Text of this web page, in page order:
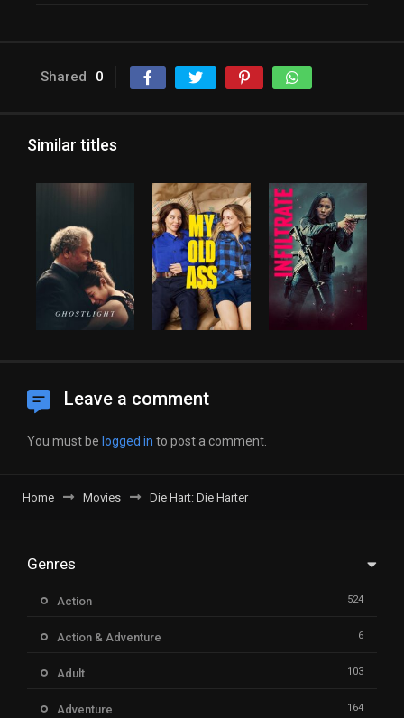
Shared 0
Similar titles
Leave a comment
You must be logged in to post a comment.
Home Movies Die Hart: Die Harter
Genres
Action 524
Action & Adventure 6
Adult 103
Adventure 164